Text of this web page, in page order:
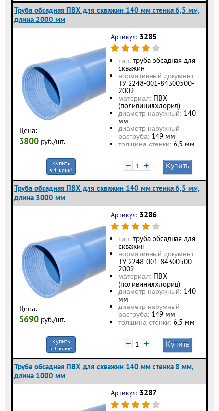
Труба обсадная ПВХ для скважин 140 мм стенка 6,5 мм,
длина 2000 мм
Цена:
3800 руб./шт.
Артикул: 3285
тип: труба обсадная для
скважин
нормативный документ:
ТУ 2248-001-84300500-
2009
материал: ПВХ
(поливинилхлорид)
диаметр наружный: 140
мм
диаметр наружный
раструба: 149 мм
толщина стенки: 6,5 мм
Купить
в 1 клик!
− + Купить
Труба обсадная ПВХ для скважин 140 мм стенка 6,5 мм,
длина 3000 мм
Цена:
5690 руб./шт.
Артикул: 3286
тип: труба обсадная для
скважин
нормативный документ:
ТУ 2248-001-84300500-
2009
материал: ПВХ
(поливинилхлорид)
диаметр наружный: 140
мм
диаметр наружный
раструба: 149 мм
толщина стенки: 6,5 мм
Купить
в 1 клик!
− + Купить
Труба обсадная ПВХ для скважин 140 мм стенка 8 мм,
длина 1000 мм
Артикул: 3287